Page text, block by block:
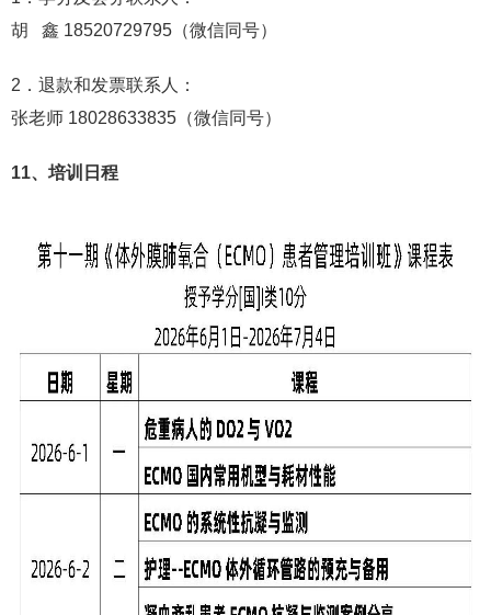
胡 鑫 18520729795（微信同号）
2．退款和发票联系人：
张老师 18028633835（微信同号）
11、培训日程